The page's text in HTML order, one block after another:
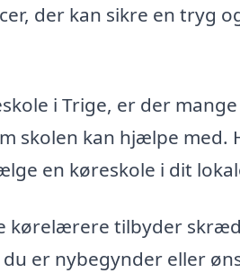
der kan sikre en tryg
i Trige, er der
skolen kan hjælpe med.
en køreskole i dit
kørelærere tilbyder
er nybegynder eller